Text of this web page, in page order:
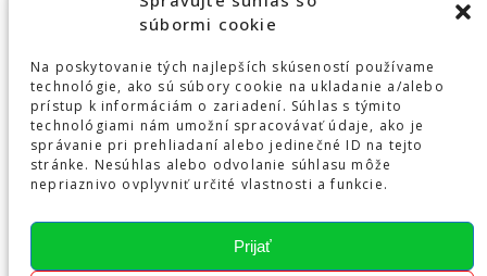
súbormi cookie
Na poskytovanie tých najlepších skúseností používame
technológie, ako sú súbory cookie na ukladanie a/alebo
prístup k informáciám o zariadení. Súhlas s týmito
technológiami nám umožní spracovávať údaje, ako je
správanie pri prehliadaní alebo jedinečné ID na tejto
stránke. Nesúhlas alebo odvolanie súhlasu môže
nepriaznivo ovplyvniť určité vlastnosti a funkcie.
Prijať